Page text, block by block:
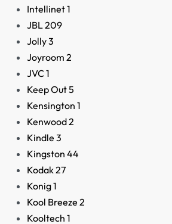
Intellinet1
JBL209
Jolly3
Joyroom 2
JVC1
Keep Out5
Kensington 1
Kenwood2
Kindle 3
Kingston 44
Kodak27
Konig1
Kool Breeze 2
Kooltech 1